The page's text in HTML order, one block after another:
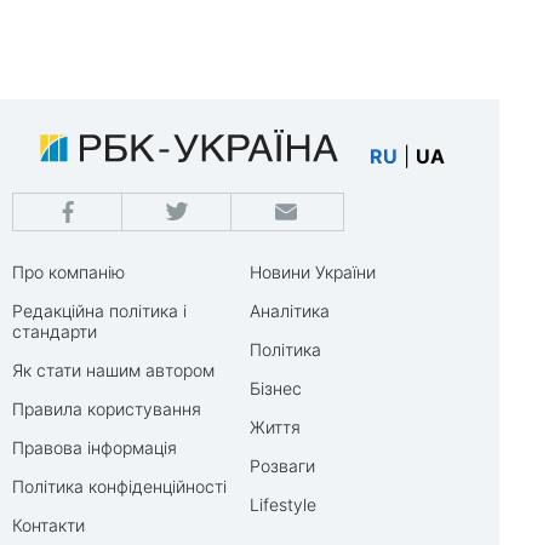
RU UA
Про компанію
Редакційна політика і
стандарти
Як стати нашим автором
Правила користування
Правова інформація
Політика конфіденційності
Контакти
Новини України
Аналітика
Політика
Бізнес
Життя
Розваги
Lifestyle